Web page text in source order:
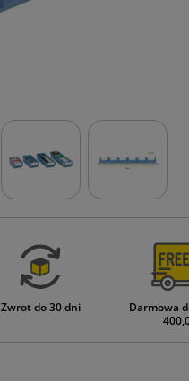
Zwrot do 30 dni
Darmowa